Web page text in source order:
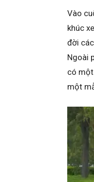
Vào
khúc
đời
Ngoài
có
một